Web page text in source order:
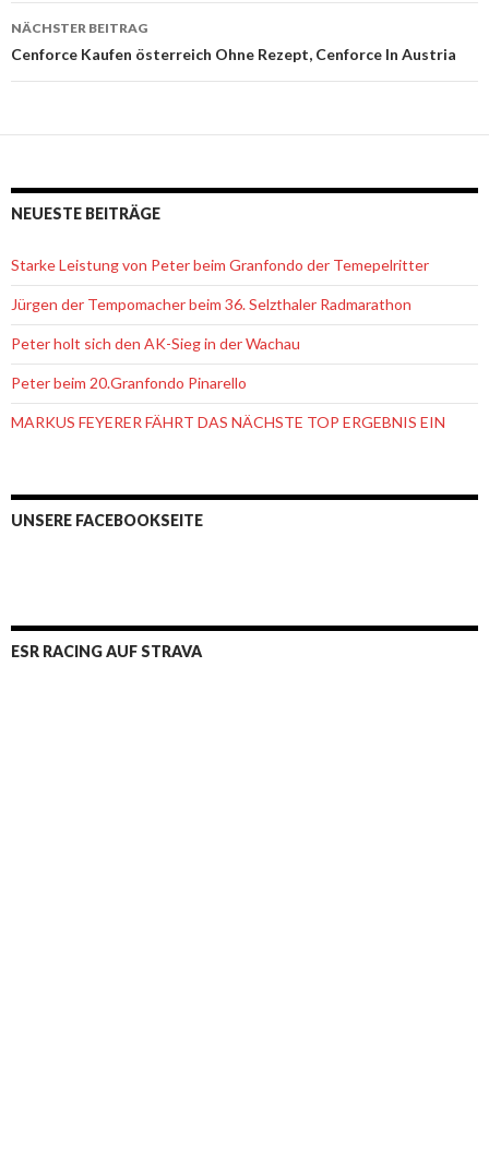
Navigation
NÄCHSTER BEITRAG
Cenforce Kaufen österreich Ohne Rezept, Cenforce In Austria
NEUESTE BEITRÄGE
Starke Leistung von Peter beim Granfondo der Temepelritter
Jürgen der Tempomacher beim 36. Selzthaler Radmarathon
Peter holt sich den AK-Sieg in der Wachau
Peter beim 20.Granfondo Pinarello
MARKUS FEYERER FÄHRT DAS NÄCHSTE TOP ERGEBNIS EIN
UNSERE FACEBOOKSEITE
ESR RACING AUF STRAVA